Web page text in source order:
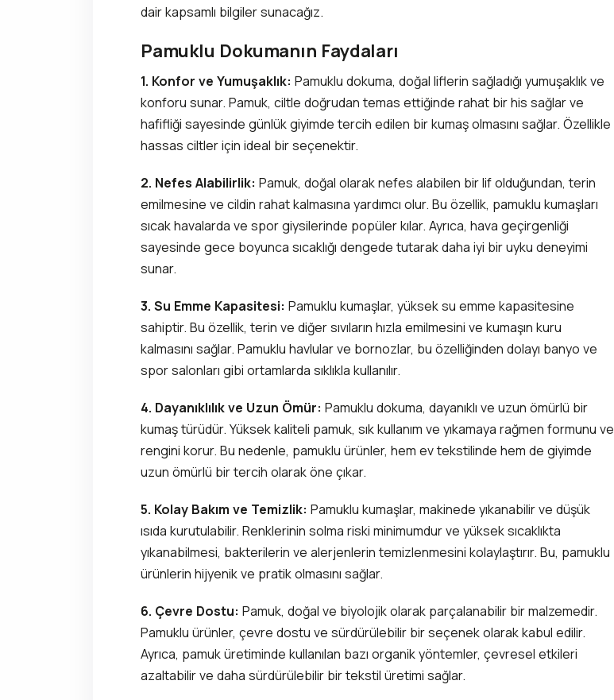
dair kapsamlı bilgiler sunacağız.
Pamuklu Dokumanın Faydaları
1. Konfor ve Yumuşaklık: Pamuklu dokuma, doğal liflerin sağladığı yumuşaklık ve
konforu sunar. Pamuk, ciltle doğrudan temas ettiğinde rahat bir his sağlar ve
hafifliği sayesinde günlük giyimde tercih edilen bir kumaş olmasını sağlar. Özellikle
hassas ciltler için ideal bir seçenektir.
2. Nefes Alabilirlik: Pamuk, doğal olarak nefes alabilen bir lif olduğundan, terin
emilmesine ve cildin rahat kalmasına yardımcı olur. Bu özellik, pamuklu kumaşları
sıcak havalarda ve spor giysilerinde popüler kılar. Ayrıca, hava geçirgenliği
sayesinde gece boyunca sıcaklığı dengede tutarak daha iyi bir uyku deneyimi
sunar.
3. Su Emme Kapasitesi: Pamuklu kumaşlar, yüksek su emme kapasitesine
sahiptir. Bu özellik, terin ve diğer sıvıların hızla emilmesini ve kumaşın kuru
kalmasını sağlar. Pamuklu havlular ve bornozlar, bu özelliğinden dolayı banyo ve
spor salonları gibi ortamlarda sıklıkla kullanılır.
4. Dayanıklılık ve Uzun Ömür: Pamuklu dokuma, dayanıklı ve uzun ömürlü bir
kumaş türüdür. Yüksek kaliteli pamuk, sık kullanım ve yıkamaya rağmen formunu ve
rengini korur. Bu nedenle, pamuklu ürünler, hem ev tekstilinde hem de giyimde
uzun ömürlü bir tercih olarak öne çıkar.
5. Kolay Bakım ve Temizlik: Pamuklu kumaşlar, makinede yıkanabilir ve düşük
ısıda kurutulabilir. Renklerinin solma riski minimumdur ve yüksek sıcaklıkta
yıkanabilmesi, bakterilerin ve alerjenlerin temizlenmesini kolaylaştırır. Bu, pamuklu
ürünlerin hijyenik ve pratik olmasını sağlar.
6. Çevre Dostu: Pamuk, doğal ve biyolojik olarak parçalanabilir bir malzemedir.
Pamuklu ürünler, çevre dostu ve sürdürülebilir bir seçenek olarak kabul edilir.
Ayrıca, pamuk üretiminde kullanılan bazı organik yöntemler, çevresel etkileri
azaltabilir ve daha sürdürülebilir bir tekstil üretimi sağlar.